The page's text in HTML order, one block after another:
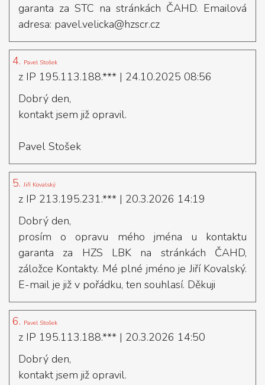
garanta za STC na stránkách ČAHD. Emailová
adresa: pavel.velicka@hzscr.cz
4. Pavel Stošek
z IP 195.113.188.*** | 24.10.2025 08:56
Dobrý den,
kontakt jsem již opravil.
Pavel Stošek
5.Jiří Kovalský
z IP 213.195.231.*** | 20.3.2026 14:19
Dobrý den,
prosím o opravu mého jména u kontaktu
garanta za HZS LBK na stránkách ČAHD,
záložce Kontakty. Mé plné jméno je Jiří Kovalský.
E-mail je již v pořádku, ten souhlasí. Děkuji
6. Pavel Stošek
z IP 195.113.188.*** | 20.3.2026 14:50
Dobrý den,
kontakt jsem již opravil.